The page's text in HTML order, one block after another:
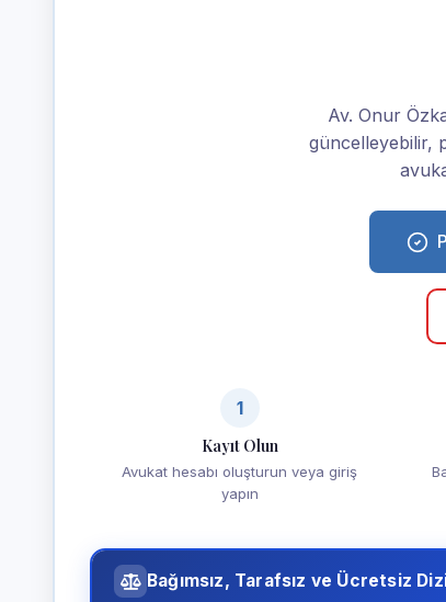
Av. Onur
güncelleyebilir,
1
Kayıt Olun
Avukat hesabı oluşturun veya giriş
yapın
Bağımsız, Tarafsız ve Ücretsiz